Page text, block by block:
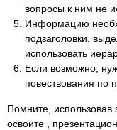
вопросы к ним не
Информацию
подзаголовки,
использовать
Если возможно,
повествования по
Помните, использовав
освоите ,